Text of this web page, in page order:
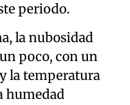
periodo.
la nubosidad
poco, con un
la temperatura
humedad